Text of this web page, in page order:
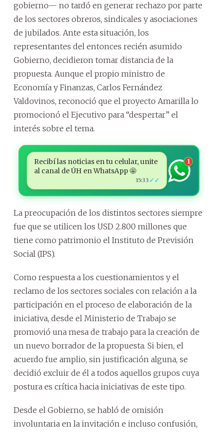
gobierno— no tardó en generar rechazo por parte
de los sectores obreros, sindicales y asociaciones
de jubilados. Ante esta situación, los
representantes del entonces recién asumido
Gobierno, decidieron tomar distancia de la
propuesta. Aunque el propio ministro de
Economía y Finanzas, Carlos Fernández
Valdovinos, reconoció que el proyecto Amarilla lo
promocionó el Ejecutivo para “despertar” el
interés sobre el tema.
Recibí las noticias en tu celular, unite
al canal de ÚH en WhatsApp 🤩
15:33 ✓✓
1
La preocupación de los distintos sectores siempre
fue que se utilicen los USD 2.800 millones que
tiene como patrimonio el Instituto de Previsión
Social (IPS).
Como respuesta a los cuestionamientos y el
reclamo de los sectores sociales con relación a la
participación en el proceso de elaboración de la
iniciativa, desde el Ministerio de Trabajo se
promovió una mesa de trabajo para la creación de
un nuevo borrador de la propuesta. Si bien, el
acuerdo fue amplio, sin justificación alguna, se
decidió excluir de él a todos aquellos grupos cuya
postura es crítica hacia iniciativas de este tipo.
Desde el Gobierno, se habló de omisión
involuntaria en la invitación e incluso confusión,